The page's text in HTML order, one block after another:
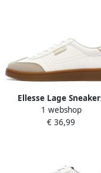
Ellesse Lage
Catarina
1 webshop
€ 36,99